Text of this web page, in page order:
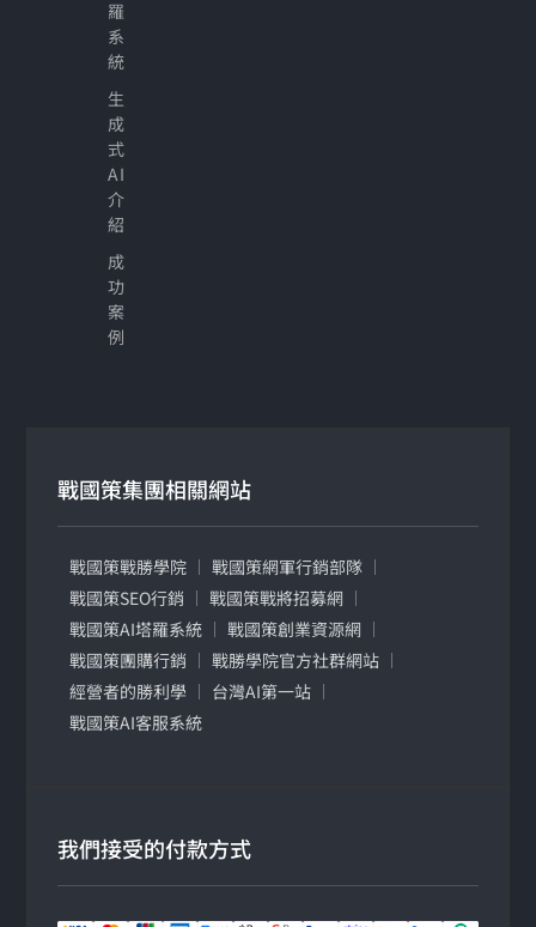
羅
系
統
生
成
式
AI
介
紹
成
功
案
例
戰國策集團相關網站
戰國策戰勝學院
戰國策網軍行銷部隊
戰國策SEO行銷
戰國策戰將招募網
戰國策AI塔羅系統
戰國策創業資源網
戰國策團購行銷
戰勝學院官方社群網站
經營者的勝利學
台灣AI第一站
戰國策AI客服系統
我們接受的付款方式